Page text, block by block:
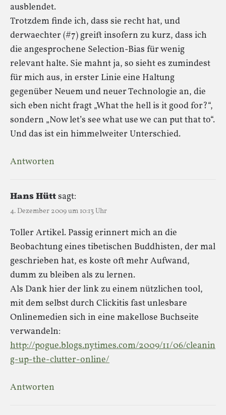
ausblendet.
Trotzdem finde ich, dass sie recht hat, und
derwaechter (#7) greift insofern zu kurz, dass ich
die angesprochene Selection-Bias für wenig
relevant halte. Sie mahnt ja, so sieht es zumindest
für mich aus, in erster Linie eine Haltung
gegenüber Neuem und neuer Technologie an, die
sich eben nicht fragt „What the hell is it good for?“,
sondern „Now let’s see what use we can put that to“.
Und das ist ein himmelweiter Unterschied.
Antworten
Hans Hüttsagt:
4. Dezember 2009 um 10:13 Uhr
Toller Artikel. Passig erinnert mich an die
Beobachtung eines tibetischen Buddhisten, der mal
geschrieben hat, es koste oft mehr Aufwand,
dumm zu bleiben als zu lernen.
Als Dank hier der link zu einem nützlichen tool,
mit dem selbst durch Clickitis fast unlesbare
Onlinemedien sich in eine makellose Buchseite
verwandeln:
http://pogue.blogs.nytimes.com/2009/11/06/cleanin
g-up-the-clutter-online/
Antworten